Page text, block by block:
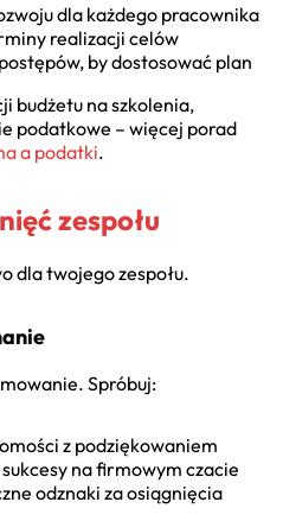
dla każdego pracownika
realizacji celów
by dostosować plan
budżetu na szkolenia,
podatkowe – więcej porad
a podatki.
zespołu
dla twojego zespołu.
Spróbuj:
z podziękowaniem
na firmowym czacie
odznaki za osiągnięcia